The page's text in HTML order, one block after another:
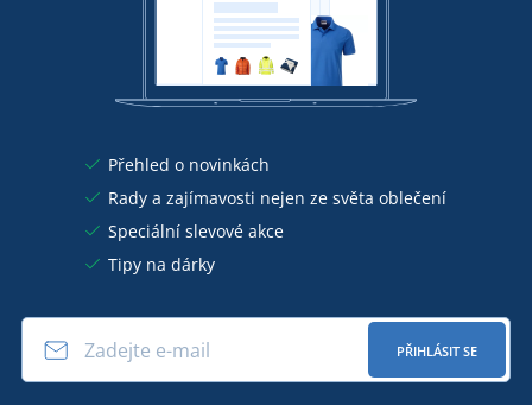
Přehled o novinkách
Rady a zajímavosti nejen ze světa oblečení
Speciální slevové akce
Tipy na dárky
PŘIHLÁSIT SE